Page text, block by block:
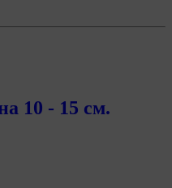
10 - 15 см.